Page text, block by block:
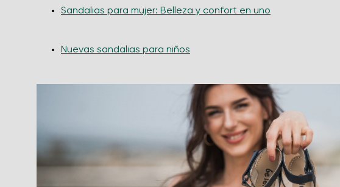
Sandalias para mujer: Belleza y confort en uno
Nuevas sandalias para niños